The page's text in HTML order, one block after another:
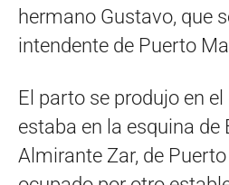
hermano Gustavo, que
intendente de Puerto
El parto se produjo en
estaba en la esquina de
Almirante Zar, de